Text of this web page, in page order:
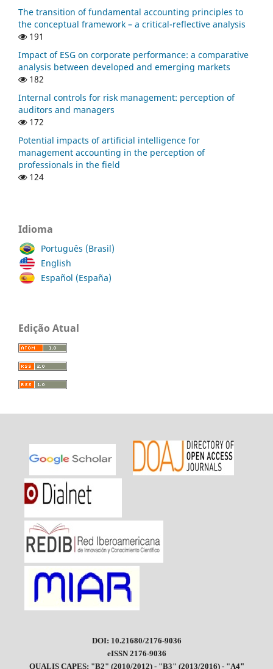
The transition of fundamental accounting principles to
the conceptual framework – a critical-reflective analysis
191
Impact of ESG on corporate performance: a comparative
analysis between developed and emerging markets
182
Internal controls for risk management: perception of
auditors and managers
172
Potential impacts of artificial intelligence for
management accounting in the perception of
professionals in the field
124
Idioma
Português (Brasil)
English
Español (España)
Edição Atual
DOI: 10.21680/2176-9036
eISSN 2176-9036
QUALIS CAPES: "B2" (2010/2012) - "B3" (2013/2016) - "A4"